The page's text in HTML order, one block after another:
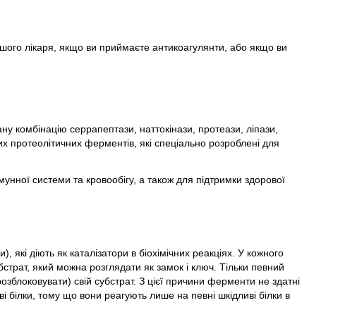
лікаря, якщо ви приймаєте антикоагулянти, або якщо ви
комбінацію серрапептази, наттокінази, протеази, ліпази,
ферментів, які спеціально розроблені для
системи та кровообігу, а також для підтримки здорової
діють як каталізатори в біохімічних реакціях. У кожного
який можна розглядати як замок і ключ. Тільки певний
свій субстрат. З цієї причини ферменти не здатні
білки, тому що вони реагують лише на певні шкідливі білки в